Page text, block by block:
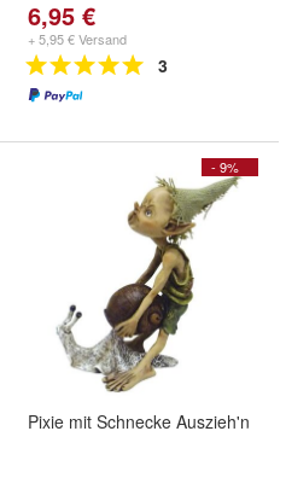
6,95 €
+ 5,95 € Versand
3
- 9%
Pixie mit Schnecke Auszieh'n